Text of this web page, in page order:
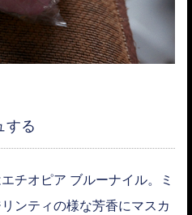
する
チオピア ブルーナイル。ミ
ンティの様な芳香にマスカ